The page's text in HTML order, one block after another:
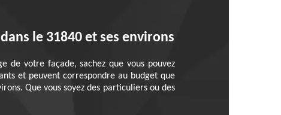
le 31840 et ses environs
de votre façade, sachez que vous pouvez
et peuvent correspondre au budget que
Que vous soyez des particuliers ou des